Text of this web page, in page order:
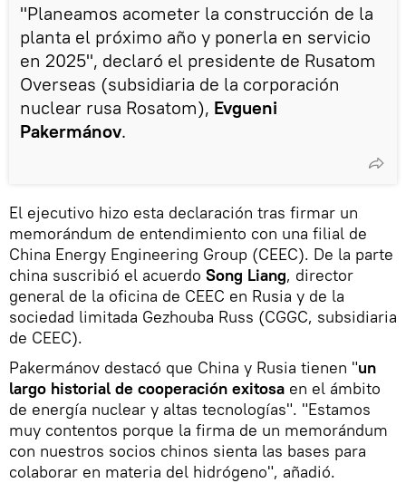
"Planeamos acometer la construcción de la
planta el próximo año y ponerla en servicio
en 2025", declaró el presidente de Rusatom
Overseas (subsidiaria de la corporación
nuclear rusa Rosatom), Evgueni
Pakermánov.
El ejecutivo hizo esta declaración tras firmar un
memorándum de entendimiento con una filial de
China Energy Engineering Group (СЕЕС). De la parte
china suscribió el acuerdo Song Liang, director
general de la oficina de CEEC en Rusia y de la
sociedad limitada Gezhouba Russ (CGGC, subsidiaria
de CEEC).
Pakermánov destacó que China y Rusia tienen "un
largo historial de cooperación exitosa en el ámbito
de energía nuclear y altas tecnologías". "Estamos
muy contentos porque la firma de un memorándum
con nuestros socios chinos sienta las bases para
colaborar en materia del hidrógeno", añadió.